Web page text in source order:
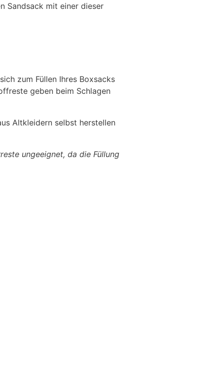
Sandsack mit einer dieser
zum Füllen Ihres Boxsacks
geben beim Schlagen
Altkleidern selbst herstellen
ungeeignet, da die Füllung